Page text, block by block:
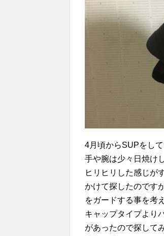
4月頃からSUPをし
手や腕は少々日焼け
ヒリヒリした感じが
かけて探したのです
をガードする事を考
キャップタイプより
があったので探して